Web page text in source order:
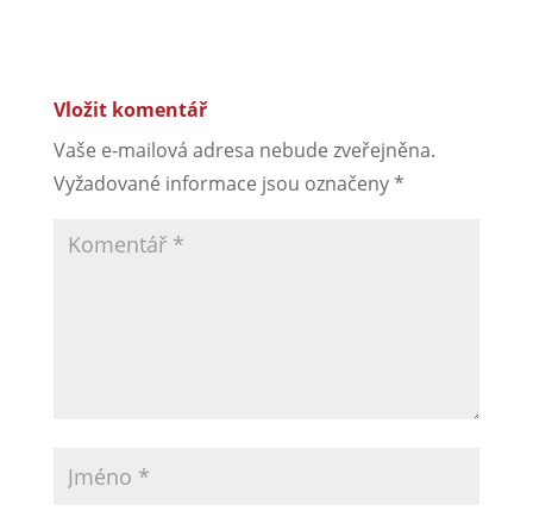
Vložit komentář
Vaše e-mailová adresa nebude zveřejněna.
Vyžadované informace jsou označeny*